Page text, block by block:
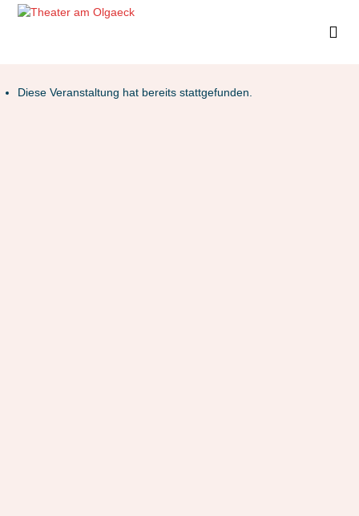
Diese Veranstaltung hat bereits stattgefunden.